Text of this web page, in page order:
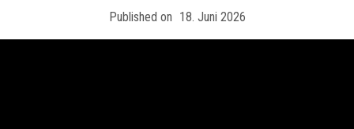
Published on 18. Juni 2026